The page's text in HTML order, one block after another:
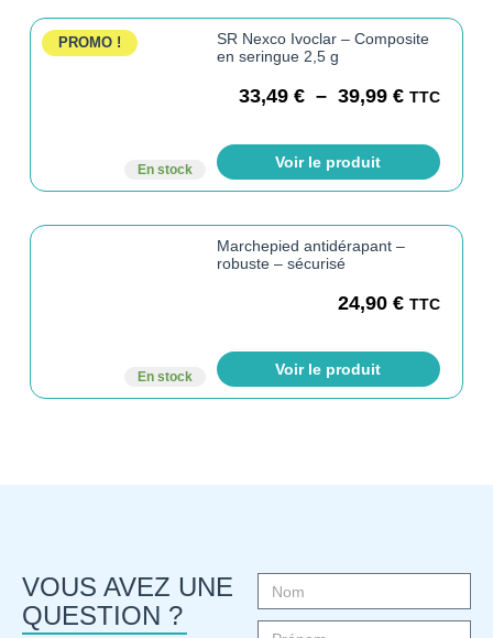
PROMO !
En stock
SR Nexco Ivoclar – Composite
en seringue 2,5 g
33,49€ – 39,99€ TTC
Voir le produit
En stock
Marchepied antidérapant –
robuste – sécurisé
24,90€ TTC
Voir le produit
VOUS AVEZ UNE
QUESTION ?